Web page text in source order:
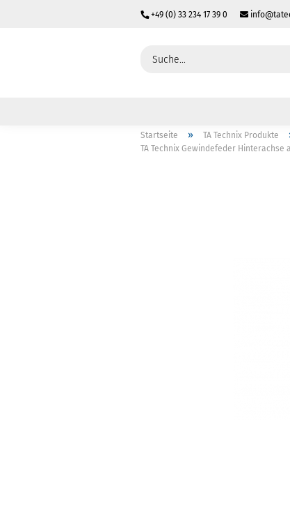
+49 (0) 33 234 17 39 0
Startseite » TA Technix Produkte
TA Technix Gewindefeder Hinterachse